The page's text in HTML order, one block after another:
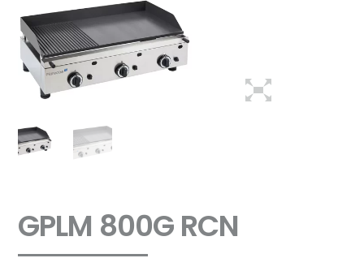
GPLM 800G RCN